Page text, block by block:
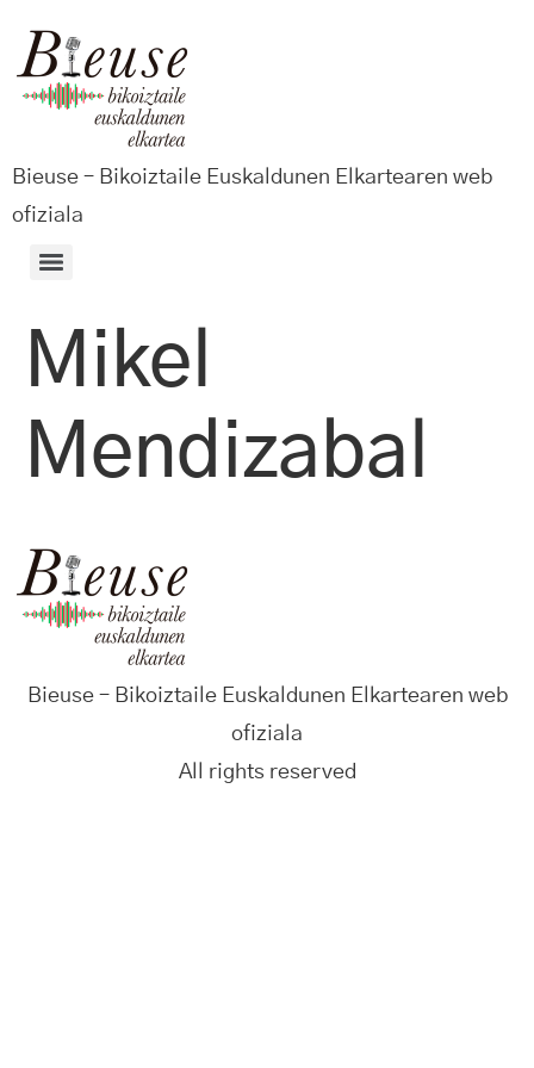
Bieuse – Bikoiztaile Euskaldunen Elkartearen web
ofiziala
Mikel
Mendizabal
Bieuse – Bikoiztaile Euskaldunen Elkartearen web
ofiziala
All rights reserved